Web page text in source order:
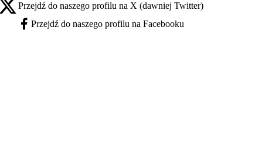
X - otwiera się w nowej karcie
Przejdź do naszego profilu na X (dawniej Twitter)
Facebook - otwiera się w nowej karcie
Przejdź do naszego profilu na Facebooku